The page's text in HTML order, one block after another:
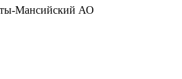
Мансийский АО